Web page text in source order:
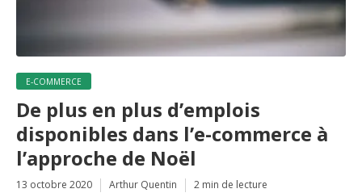
E-COMMERCE
De plus en plus d’emplois
disponibles dans l’e-commerce à
l’approche de Noël
13 octobre 2020 Arthur Quentin 2 min de lecture